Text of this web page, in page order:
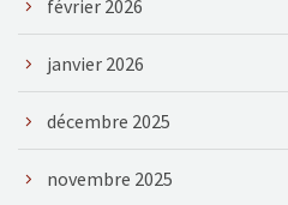
février 2026
janvier 2026
décembre 2025
novembre 2025